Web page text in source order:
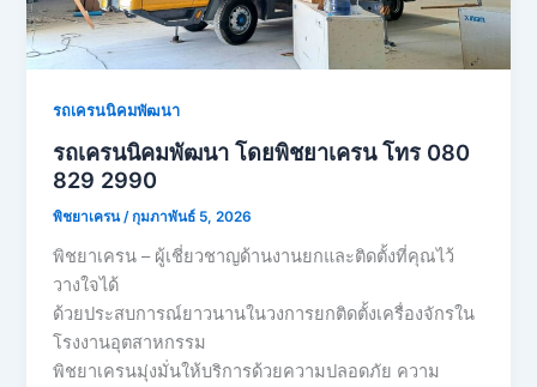
รถเครนนิคมพัฒนา
รถเครนนิคมพัฒนา โดยพิชยาเครน โทร 080
829 2990
พิชยาเครน /กุมภาพันธ์ 5, 2026
พิชยาเครน – ผู้เชี่ยวชาญด้านงานยกและติดตั้งที่คุณไว้
วางใจได้
ด้วยประสบการณ์ยาวนานในวงการยกติดตั้งเครื่องจักรใน
โรงงานอุตสาหกรรม
พิชยาเครนมุ่งมั่นให้บริการด้วยความปลอดภัย ความ